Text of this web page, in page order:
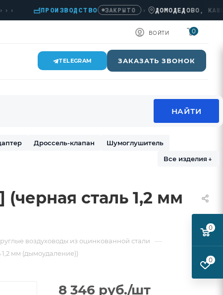
ПРОИЗВОДСТВО ЗАКРЫТО › ДОМОДЕДОВО,
ВОЙТИ 0
TELEGRAM ЗАКАЗАТЬ ЗВОНОК
Дроссель-клапан
Шумоглушитель
Все изделия ↓
(черная сталь 1,2 мм
воздуховоды из оцинкованной стали —
1,2 мм (дымоудаление))
8 346 руб./шт
0
0